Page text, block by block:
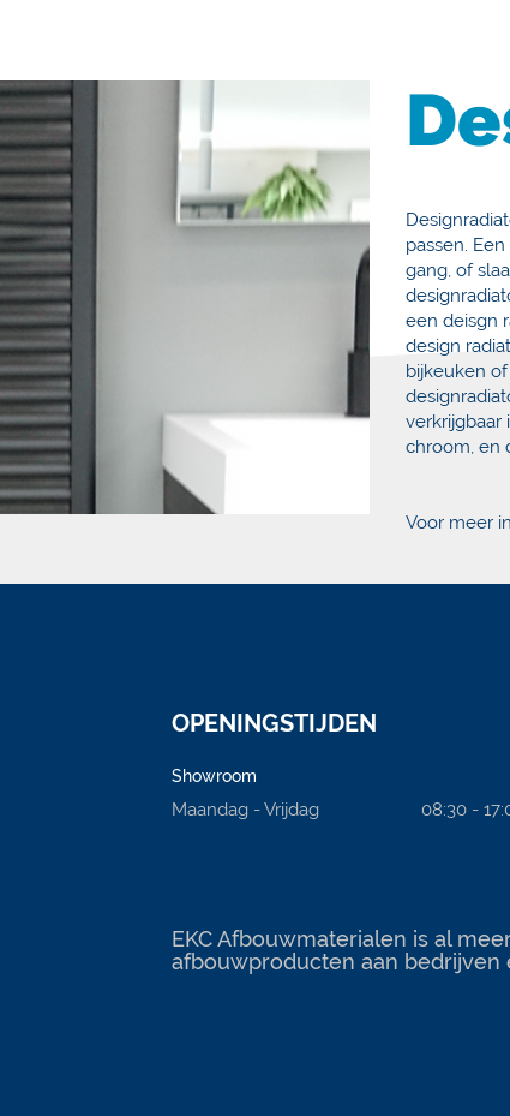
passen.
gang, of
een deisgn
design
bijkeuken
verkrijgbaar
chroom, en
Voor meer
OPENINGSTIJDEN
Showroom
Maandag - Vrijdag 08:30 -
EKC Afbouwmaterialen is al
afbouwproducten aan bedrijven